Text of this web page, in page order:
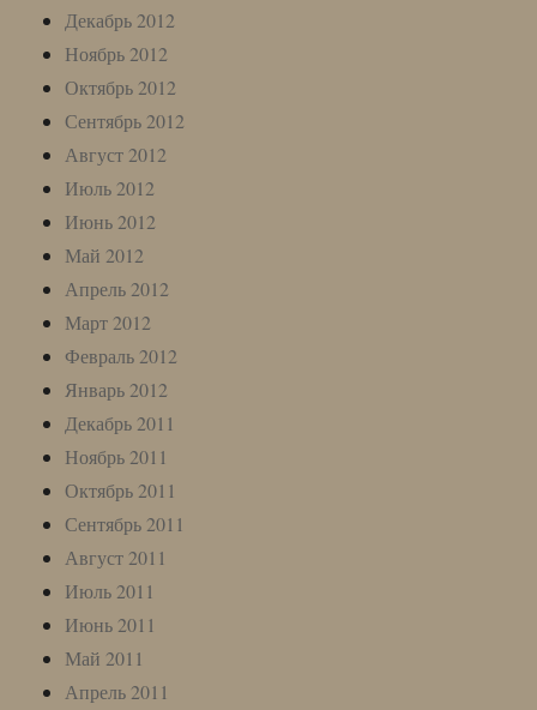
Декабрь 2012
Ноябрь 2012
Октябрь 2012
Сентябрь 2012
Август 2012
Июль 2012
Июнь 2012
Май 2012
Апрель 2012
Март 2012
Февраль 2012
Январь 2012
Декабрь 2011
Ноябрь 2011
Октябрь 2011
Сентябрь 2011
Август 2011
Июль 2011
Июнь 2011
Май 2011
Апрель 2011